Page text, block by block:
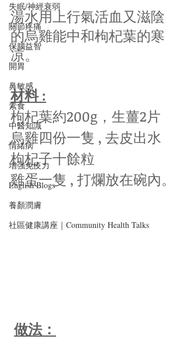
失眠/神經衰弱
關節疼痛
保腦益智
開胃
鼻敏感
素食
中醫知識
情緒病
增強免疫力
English Blogs
養顏潤膚
社區健康講座｜Community Health Talks
湯水用上行氣活血又滋陰
的烏雞能中和枸杞葉的寒
凉。
材料 :
枸杞葉約200g，生薑2片
烏雞四份一隻 , 去皮出水
枸杞子十餘粒
雞蛋一隻 , 打爛放在碗內。
做法：